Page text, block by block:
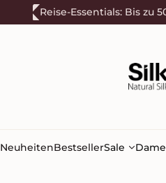
Reise-Essentials: Bis zu
NeuheitenBestsellerSale